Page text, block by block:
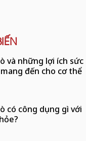
và những lợi ích sức
đến cho cơ thể
có công dụng gì với